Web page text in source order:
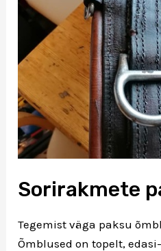
Sorirakmete
Tegemist väga paksu
Õmblused on topelt,